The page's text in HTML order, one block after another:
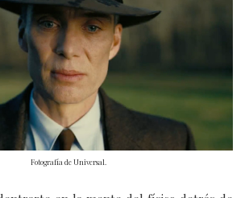
Fotografía de Universal.